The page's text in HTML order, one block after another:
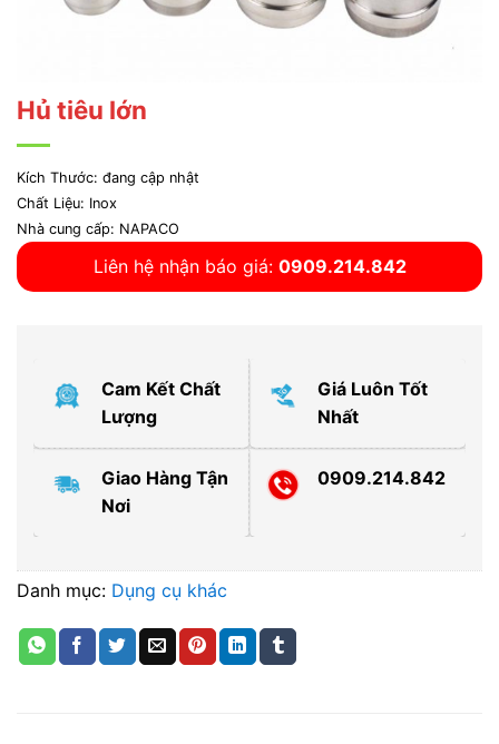
Hủ tiêu lớn
Kích Thước: đang cập nhật
Chất Liệu: Inox
Nhà cung cấp: NAPACO
Liên hệ nhận báo giá: 0909.214.842
Cam Kết Chất
Lượng
Giá Luôn Tốt
Nhất
Giao Hàng Tận
Nơi
0909.214.842
Danh mục: Dụng cụ khác